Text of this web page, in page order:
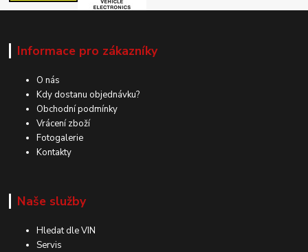
Informace pro zákazníky
O nás
Kdy dostanu objednávku?
Obchodní podmínky
Vrácení zboží
Fotogalerie
Kontakty
Naše služby
Hledat dle VIN
Servis